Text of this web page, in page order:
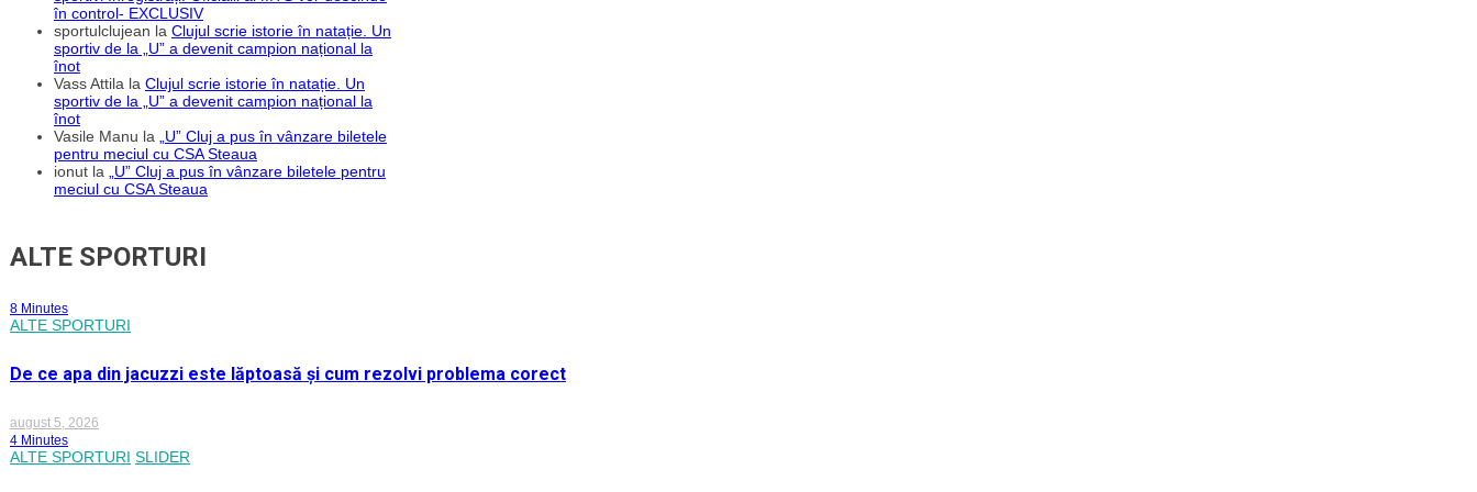
în control- EXCLUSIV
sportulclujean la Clujul scrie istorie în natație. Un
sportiv de la „U” a devenit campion național la
înot
Vass Attila la Clujul scrie istorie în natație. Un
sportiv de la „U” a devenit campion național la
înot
Vasile Manu la
„U” Cluj a pus în vânzare biletele
pentru meciul cu CSA Steaua
ionut la
„U” Cluj a pus în vânzare biletele pentru
meciul cu CSA Steaua
ALTE SPORTURI
8 Minutes
ALTE SPORTURI
De ce apa din jacuzzi este lăptoasă și cum rezolvi problema corect
august 5, 2026
4 Minutes
ALTE SPORTURI SLIDER